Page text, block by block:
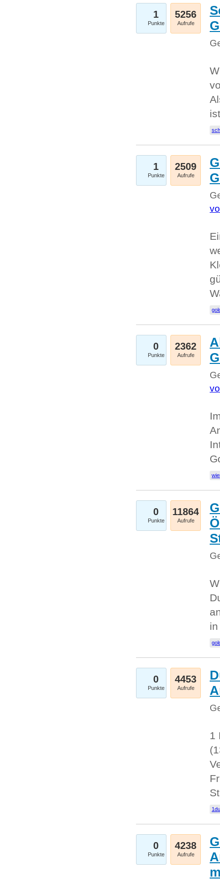
1
Punkte
5256
Aufrufe
1
Punkte
2509
Aufrufe
0
Punkte
2362
Aufrufe
0
Punkte
11864
Aufrufe
0
Punkte
4453
Aufrufe
1
0
Punkte
4238
Aufrufe